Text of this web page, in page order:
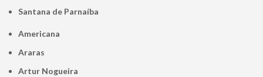
Santana de Parnaíba
Americana
Araras
Artur Nogueira